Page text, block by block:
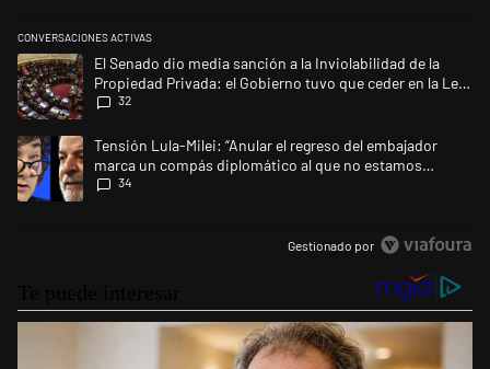
CONVERSACIONES ACTIVAS
Este listado muestra los artículos con más comentarios en los últimos
Un artículo de tendencia con el título "El Senado dio media sanción a
El Senado dio media sanción a la Inviolabilidad de la
Propiedad Privada: el Gobierno tuvo que ceder en la Ley
del Manejo del Fuego
32
Un artículo de tendencia con el título "Tensión Lula-Milei: “Anular el
Tensión Lula-Milei: “Anular el regreso del embajador
marca un compás diplomático al que no estamos
acostumbrados"
34
Gestionado por